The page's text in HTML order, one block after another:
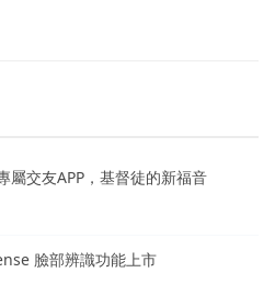
屬交友APP，基督徒的新福音
臉部辨識功能上市